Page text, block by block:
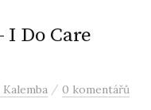
I Do Care
/ 0 komentářů